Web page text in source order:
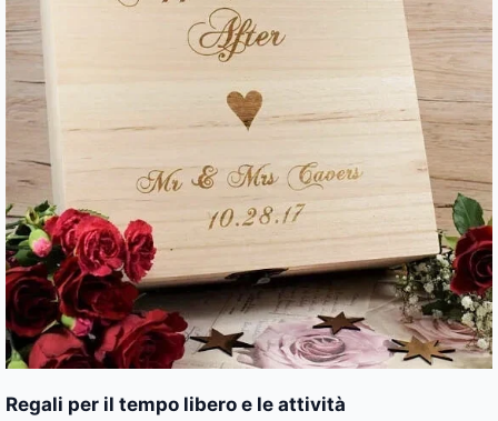
Regali per il tempo libero e le attività